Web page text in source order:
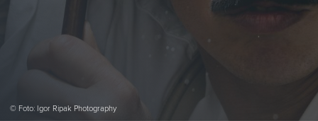
© Foto: Igor Ripak Photography